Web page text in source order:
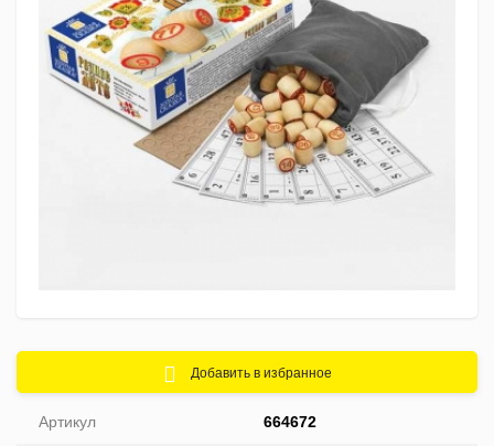
Добавить в избранное
Артикул 664672